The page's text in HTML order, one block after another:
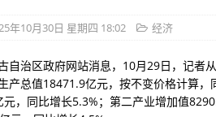
年10月30日 星期四 18:02 经济
自治区政府网站消息，10月29日，记者
产总值18471.9亿元，按不变价格计算
元，同比增长5.3%；第二产业增加值